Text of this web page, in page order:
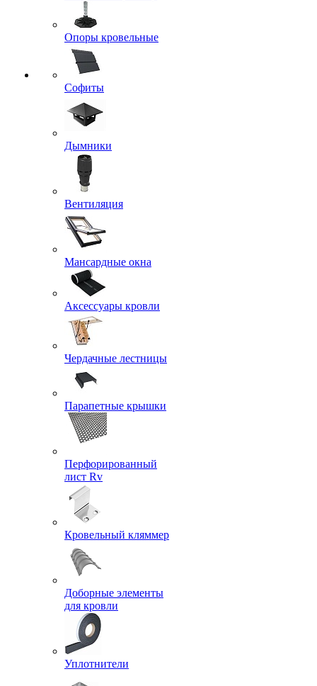
Опоры кровельные
Софиты
Дымники
Вентиляция
Мансардные окна
Аксессуары кровли
Чердачные лестницы
Парапетные крышки
Перфорированный
лист Rv
Кровельный кляммер
Доборные элементы
для кровли
Уплотнители